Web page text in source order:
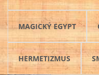
MAGICKÝ EGYPT
HERMETIZMUS